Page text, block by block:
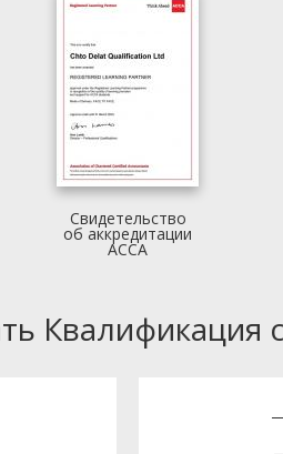
Свидетельство
об аккредитации
АССА
Квалификация